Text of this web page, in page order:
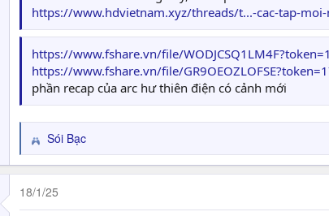
https://www.hdvietnam.xyz/threads/t...-cac-tap-
https://www.fshare.vn/file/
https://www.fshare.vn/file/
phần recap của arc hư thiên điện có cảnh mới
R
e
a
c
t
Sói Bạc
18/1/25